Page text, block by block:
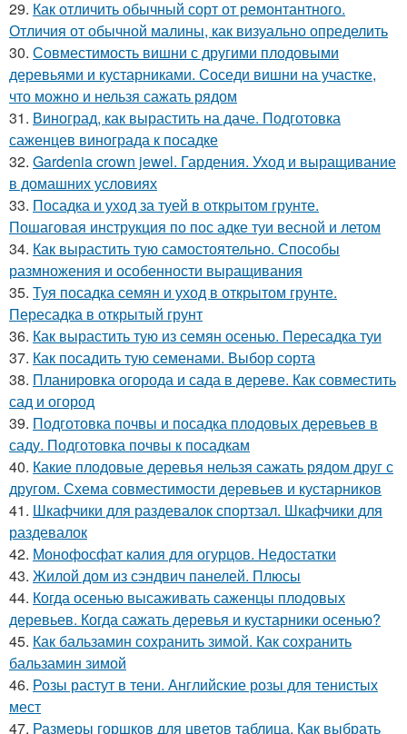
29. Как отличить обычный сорт от ремонтантного.
Отличия от обычной малины, как визуально определить
30. Совместимость вишни с другими плодовыми
деревьями и кустарниками. Соседи вишни на участке,
что можно и нельзя сажать рядом
31. Виноград, как вырастить на даче. Подготовка
саженцев винограда к посадке
32. Gardenia crown jewel. Гардения. Уход и выращивание
в домашних условиях
33. Посадка и уход за туей в открытом грунте.
Пошаговая инструкция по пос адке туи весной и летом
34. Как вырастить тую самостоятельно. Способы
размножения и особенности выращивания
35. Туя посадка семян и уход в открытом грунте.
Пересадка в открытый грунт
36. Как вырастить тую из семян осенью. Пересадка туи
37. Как посадить тую семенами. Выбор сорта
38. Планировка огорода и сада в дереве. Как совместить
сад и огород
39. Подготовка почвы и посадка плодовых деревьев в
саду. Подготовка почвы к посадкам
40. Какие плодовые деревья нельзя сажать рядом друг с
другом. Схема совместимости деревьев и кустарников
41. Шкафчики для раздевалок спортзал. Шкафчики для
раздевалок
42. Монофосфат калия для огурцов. Недостатки
43. Жилой дом из сэндвич панелей. Плюсы
44. Когда осенью высаживать саженцы плодовых
деревьев. Когда сажать деревья и кустарники осенью?
45. Как бальзамин сохранить зимой. Как сохранить
бальзамин зимой
46. Розы растут в тени. Английские розы для тенистых
мест
47. Размеры горшков для цветов таблица. Как выбрать